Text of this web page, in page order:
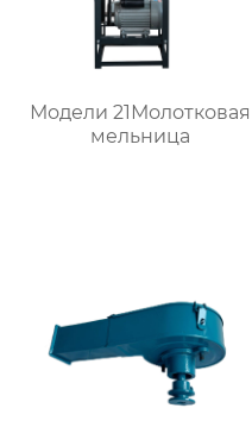
Модели 21Молотковая
мельница